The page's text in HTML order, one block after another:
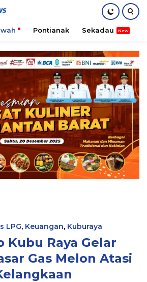
Pontianak Sekadau
LPG, Keuangan, Kuburaya
Kubu Raya Gelar
Gas Melon Atasi